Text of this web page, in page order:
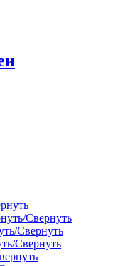
Свернуть
Свернуть
Свернуть